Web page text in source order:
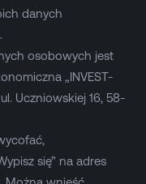
danych
osobowych jest
„INVEST-
Uczniowskiej 16, 58-
się” na adres